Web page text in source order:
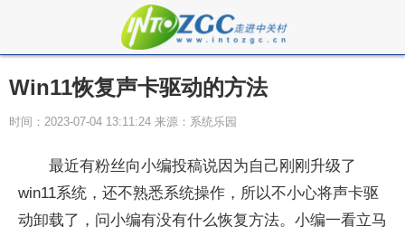
Win11恢复声卡驱动的方法
时间：2023-07-04 13:11:24 来源：系统乐园
最近有粉丝向小编投稿说因为自己刚刚升级了
win11系统，还不熟悉系统操作，所以不小心将声卡驱
动卸载了，问小编有没有什么恢复方法。小编一看立马